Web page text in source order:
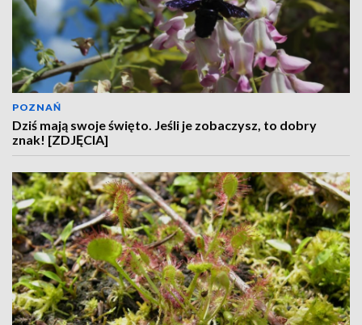
POZNAŃ
Dziś mają swoje święto. Jeśli je zobaczysz, to dobry
znak! [ZDJĘCIA]